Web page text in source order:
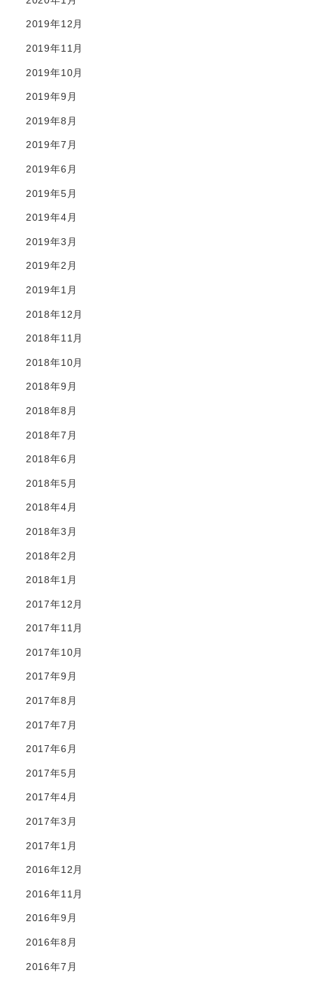
2019年12月
2019年11月
2019年10月
2019年9月
2019年8月
2019年7月
2019年6月
2019年5月
2019年4月
2019年3月
2019年2月
2019年1月
2018年12月
2018年11月
2018年10月
2018年9月
2018年8月
2018年7月
2018年6月
2018年5月
2018年4月
2018年3月
2018年2月
2018年1月
2017年12月
2017年11月
2017年10月
2017年9月
2017年8月
2017年7月
2017年6月
2017年5月
2017年4月
2017年3月
2017年1月
2016年12月
2016年11月
2016年9月
2016年8月
2016年7月